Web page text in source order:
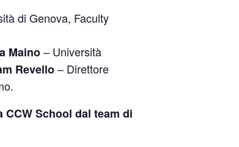
di Genova, Faculty
Maino– Università
Revello– Direttore
School dal team di